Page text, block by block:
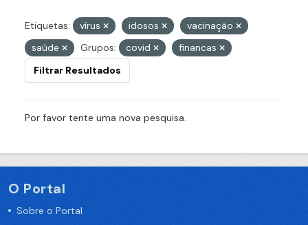
Etiquetas: vírus idosos
vacinação
saúde
Grupos: covid
financas
Filtrar Resultados
Por favor tente uma nova pesquisa.
O Portal
Sobre o Portal